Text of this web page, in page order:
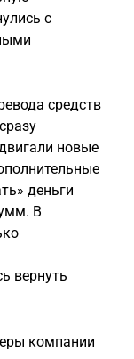
с
средств
новые
деньги
В
вернуть
компании